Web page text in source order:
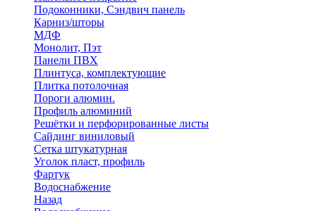
Подоконники, Сэндвич панель
Карниз/шторы
МДФ
Монолит, Пэт
Панели ПВХ
Плинтуса, комплектующие
Плитка потолочная
Пороги алюмин.
Профиль алюминий
Решётки и перфорированные листы
Сайдинг виниловый
Сетка штукатурная
Уголок пласт, профиль
Фартук
Водоснабжение
Назад